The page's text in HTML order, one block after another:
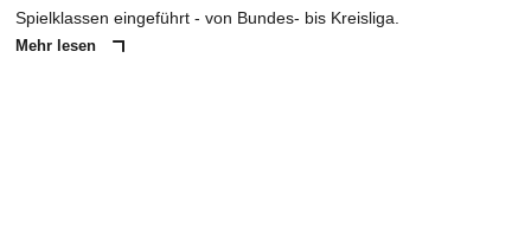
Spielklassen eingeführt - von Bundes- bis Kreisliga.
Mehr lesen